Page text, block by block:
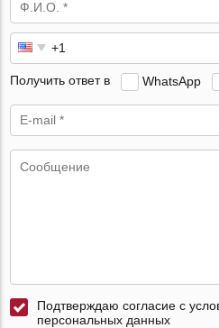
Получить ответ в WhatsApp
Подтверждаю согласие с
персональных данных